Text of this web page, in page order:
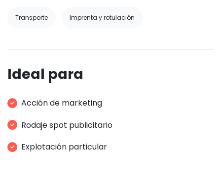
Transporte Imprenta y rotulación
Ideal para
Acción de marketing
Rodaje spot publicitario
Explotación particular